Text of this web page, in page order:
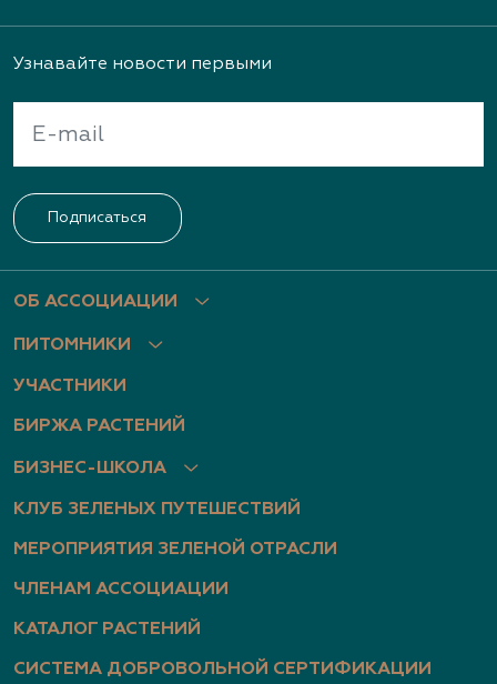
Архангельское
(926) 030-3602, (926) 030-3604
Нижегородская область, пр. Гагарина, д.101, оф.
2
https://www.youtube.com/channel/UChIXeIEY8vP
Нижегородская область, Нижегородская
область, Богородский р-н, дер. Березовка, ул.
Центральная, д. 1б
(951) 910-2630, (951) 910-2518, (910) 793-1401
http://www.archiland.biz/
https://www.youtube.com/channel/UChIXeIEY8vP
ОБ АССОЦИАЦИИ
ПИТОМНИКИ
УЧАСТНИКИ
БИРЖА РАСТЕНИЙ
БИЗНЕС-ШКОЛА
КЛУБ ЗЕЛЕНЫХ ПУТЕШЕСТВИЙ
МЕРОПРИЯТИЯ ЗЕЛЕНОЙ ОТРАСЛИ
ЧЛЕНАМ АССОЦИАЦИИ
КАТАЛОГ РАСТЕНИЙ
СИСТЕМА ДОБРОВОЛЬНОЙ СЕРТИФИКАЦИИ
Узнавайте новости первыми
Подписаться